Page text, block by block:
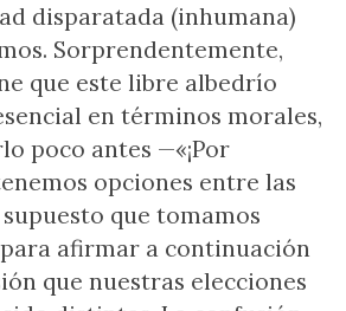
disparatada (inhumana)
Sorprendentemente,
que este libre albedrío
en términos morales,
poco antes —«¡Por
opciones entre las
que tomamos
afirmar a continuación
que nuestras elecciones